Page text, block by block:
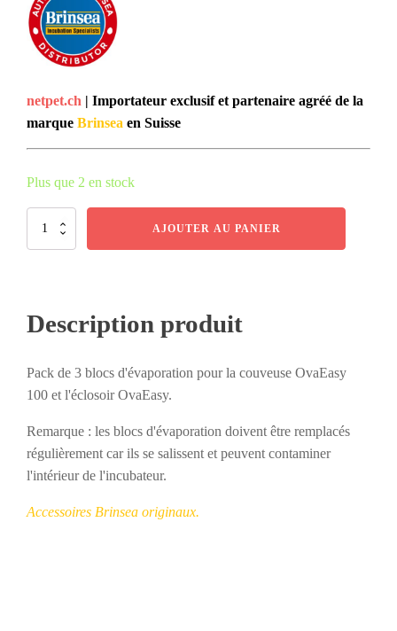
netpet.ch | Importateur exclusif et partenaire agréé de la
marque Brinsea en Suisse
Plus que 2 en stock
quantité
pour
(lot
de
AJOUTER AU PANIER
Description produit
Pack de 3 blocs d'évaporation pour la couveuse OvaEasy
100 et l'éclosoir OvaEasy.
Remarque : les blocs d'évaporation doivent être remplacés
régulièrement car ils se salissent et peuvent contaminer
l'intérieur de l'incubateur.
Accessoires Brinsea originaux.